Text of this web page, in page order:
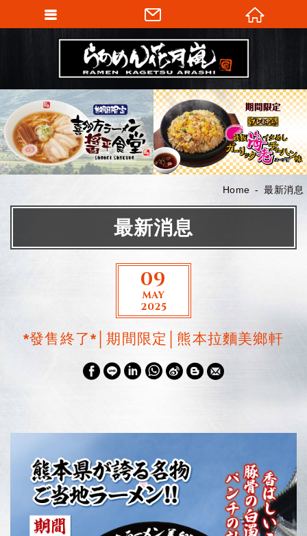
Home 最新消息
最新消息
09
MAY
2025
*發售終了*│期間限定│熊本拉麵美鄉軒
s
A
p
p
W
e
i
b
o